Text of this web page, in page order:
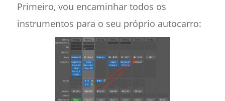
Primeiro, vou encaminhar todos os
instrumentos para o seu próprio autocarro: